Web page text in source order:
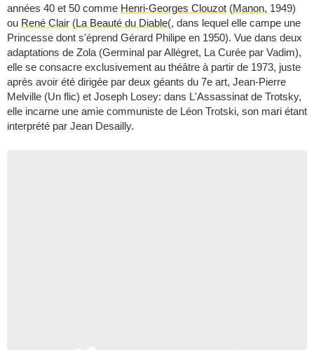
années 40 et 50 comme Henri-Georges Clouzot (Manon, 1949)
ou René Clair (La Beauté du Diable(, dans lequel elle campe une
Princesse dont s'éprend Gérard Philipe en 1950). Vue dans deux
adaptations de Zola (Germinal par Allégret, La Curée par Vadim),
elle se consacre exclusivement au théâtre à partir de 1973, juste
après avoir été dirigée par deux géants du 7e art, Jean-Pierre
Melville (Un flic) et Joseph Losey: dans L'Assassinat de Trotsky,
elle incarne une amie communiste de Léon Trotski, son mari étant
interprété par Jean Desailly.